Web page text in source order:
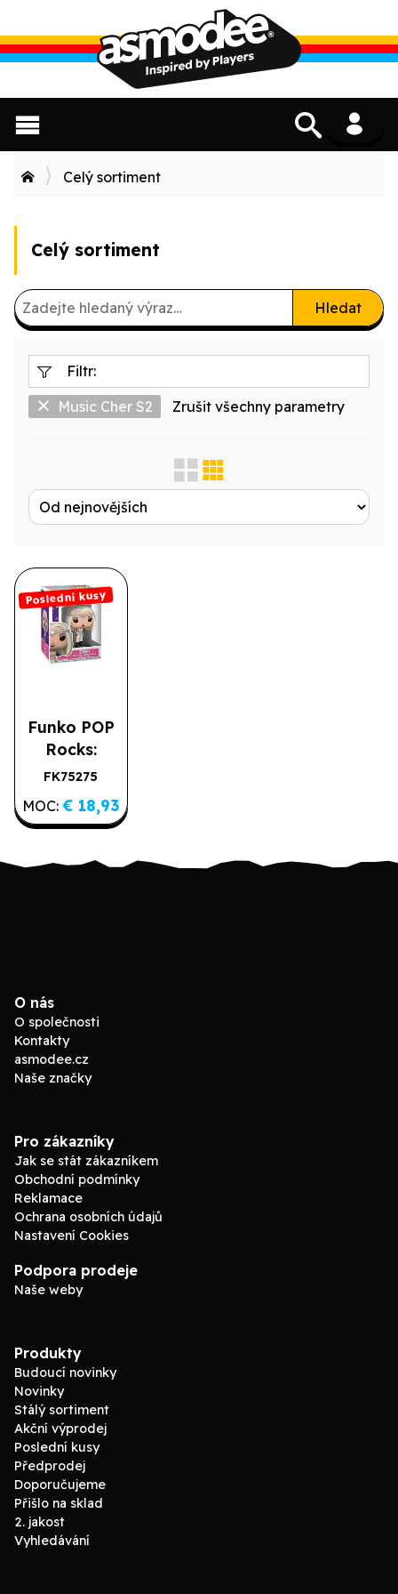
Celý sortiment
Celý sortiment
Hledat
Filtr:
Produktová řada
Licence
Druh
Music Cher S2 Zrušit všechny parametry
Funko POP
Rocks:
Cher- Living
Poslední kusy
FK75275
Poslední kusy
MOC: € 18,93
O nás
O společnosti
Kontakty
asmodee.cz
Naše značky
Pro zákazníky
Jak se stát zákazníkem
Obchodní podmínky
Reklamace
Ochrana osobních údajů
Nastavení Cookies
Podpora prodeje
Naše weby
Produkty
Budoucí novinky
Novinky
Stálý sortiment
Akční výprodej
Poslední kusy
Předprodej
Doporučujeme
Přišlo na sklad
2. jakost
Vyhledávání